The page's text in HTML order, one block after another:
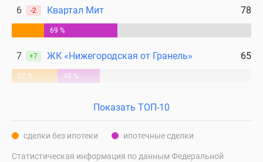
6 -2 Квартал Мит 78
69 %
7 +7 ЖК «Нижегородская от Гранель» 65
52 % 48 %
Показать ТОП-10
сделки без ипотеки ипотечные сделки
Статистическая информация по данным Федеральной